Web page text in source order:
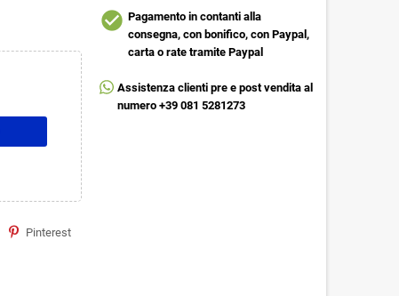
Pinterest
check_circle Pagamento in contanti alla
consegna, con bonifico, con Paypal,
carta o rate tramite Paypal
Assistenza clienti pre e post vendita al
numero +39 081 5281273